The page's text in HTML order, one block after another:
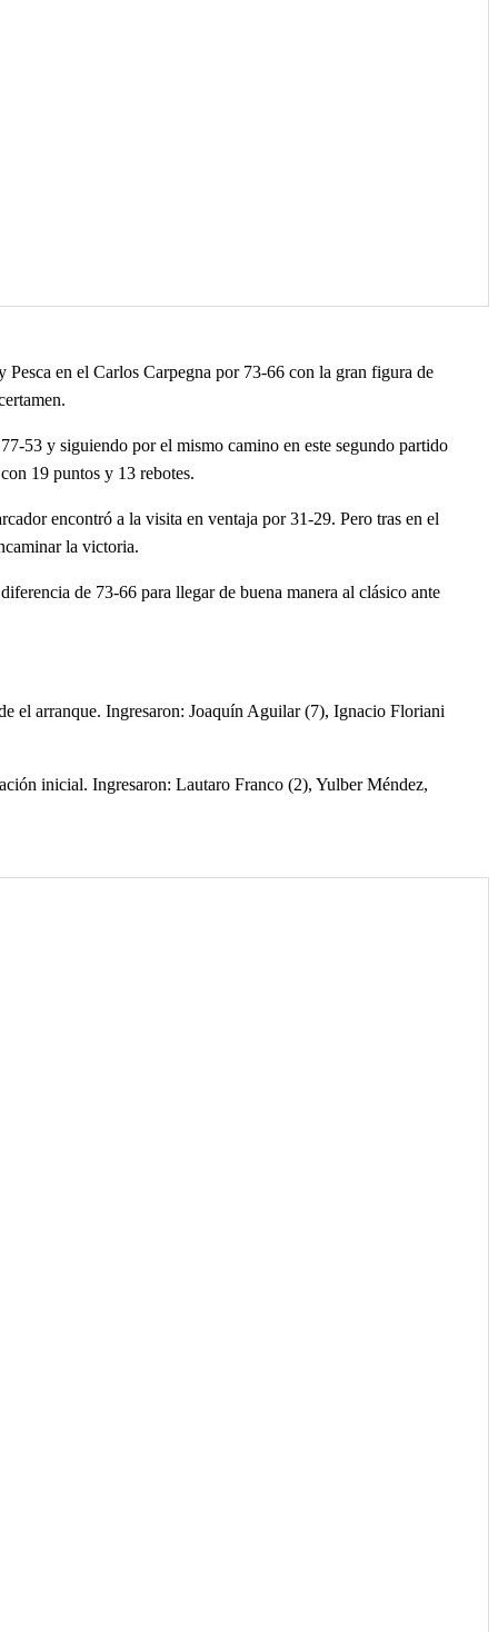
en el Carlos Carpegna por 73-66 con la gran figura de
53 y siguiendo por el mismo camino en este segundo partido
19 puntos y 13 rebotes.
encontró a la visita en ventaja por 31-29. Pero tras en el
la victoria.
de 73-66 para llegar de buena manera al clásico ante
el arranque. Ingresaron: Joaquín Aguilar (7), Ignacio Floriani
inicial. Ingresaron: Lautaro Franco (2), Yulber Méndez,